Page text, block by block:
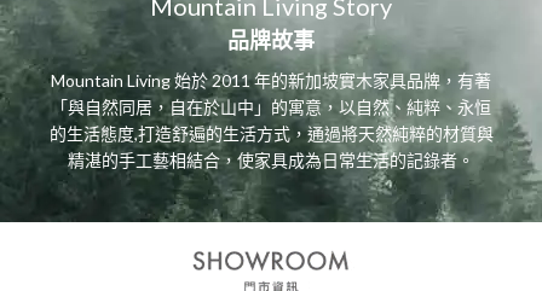
Mountain Living Story
品牌故事
Mountain Living 始於 2011 年的新加坡實木家具品牌，有著
「與自然同居，自在於山中」的寓意，以自然、純粹、永恒
的生活態度,打造舒遍的生活方式，通過將天然純粹的材質與
精湛的手工藝相結合，使家具成為日常生活的記錄者。